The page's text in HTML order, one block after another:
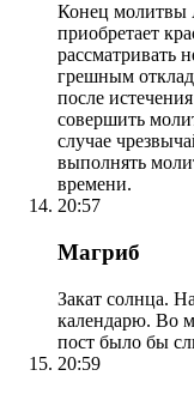
Конец молитвы
приобретает
рассматривать
грешным
после
совершить
случае
выполнять
времени.
20:57
Магриб
Закат солнца.
календарю. Во
пост было бы
20:59